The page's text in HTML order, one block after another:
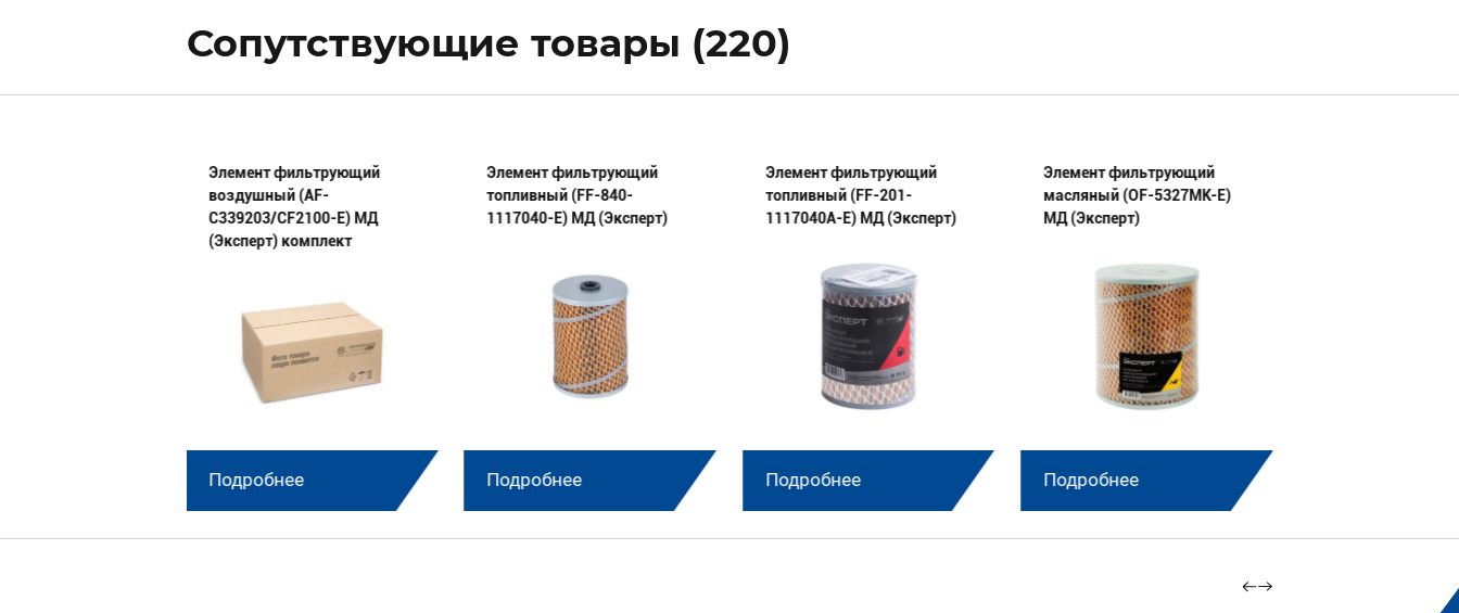
Сопутствующие товары (220)
Элемент фильтрующий
воздушный (AF-
C339203/CF2100-E) МД
(Эксперт) комплект
Подробнее
Элемент фильтрующий
топливный (FF-840-
1117040-E) МД (Эксперт)
Подробнее
Элемент фильтрующий
топливный (FF-201-
1117040А-E) МД (Эксперт)
Подробнее
Элемент фильтрующий
масляный (OF-5327МК-E)
МД (Эксперт)
Подробнее